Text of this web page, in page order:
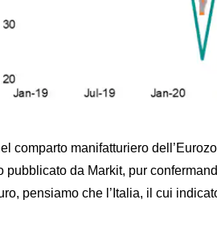
comparto manifatturiero
da Markit, pur
pensiamo che l’Italia, il cui